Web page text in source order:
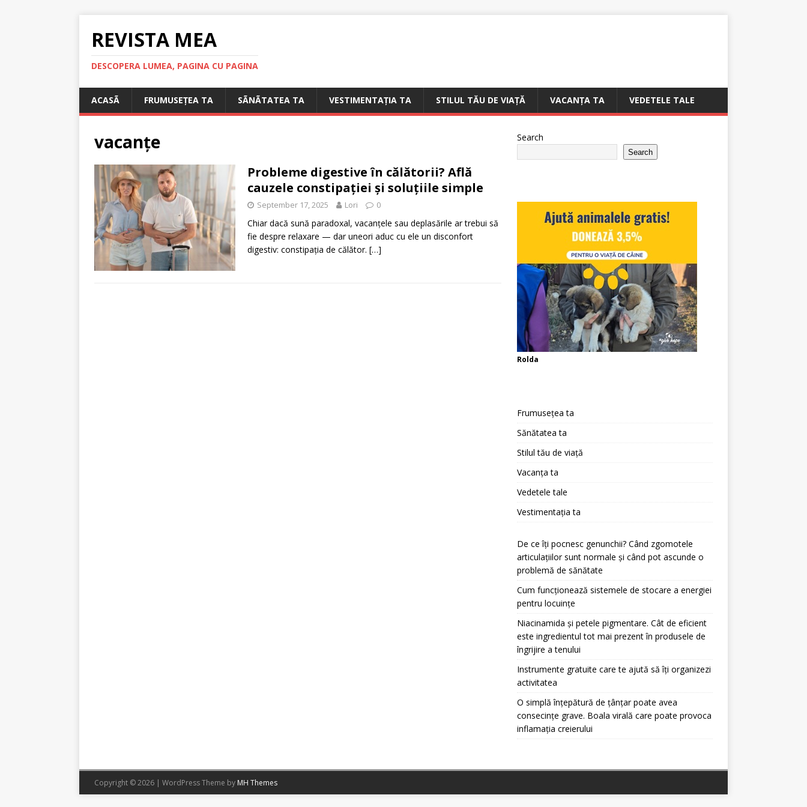
REVISTA MEA
DESCOPERA LUMEA, PAGINA CU PAGINA
ACASÃ FRUMUSEȚEA TA SÃNÃTATEA TA VESTIMENTAȚIA TA STILUL TĂU DE VIAȚĂ VACANȚA TA VEDETELE TALE
vacanțe
Probleme digestive în călătorii? Află
cauzele constipației și soluțiile simple
September 17, 2025 Lori 0
Chiar dacă sună paradoxal, vacanțele sau deplasările ar trebui să
fie despre relaxare — dar uneori aduc cu ele un disconfort
digestiv: constipația de călător. […]
Search
Search
Rolda
Frumusețea ta
Sănătatea ta
Stilul tău de viață
Vacanța ta
Vedetele tale
Vestimentația ta
De ce îți pocnesc genunchii? Când zgomotele
articulațiilor sunt normale și când pot ascunde o
problemă de sănătate
Cum funcționează sistemele de stocare a energiei
pentru locuințe
Niacinamida și petele pigmentare. Cât de eficient
este ingredientul tot mai prezent în produsele de
îngrijire a tenului
Instrumente gratuite care te ajută să îți organizezi
activitatea
O simplă înțepătură de țânțar poate avea
consecințe grave. Boala virală care poate provoca
inflamația creierului
Copyright © 2026 | WordPress Theme by MH Themes